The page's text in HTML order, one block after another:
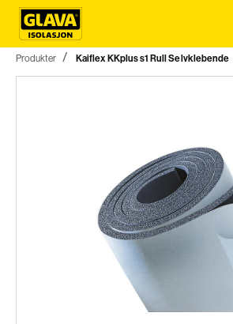
Produkter Kaiflex KKplus s1 Rull Selvklebende